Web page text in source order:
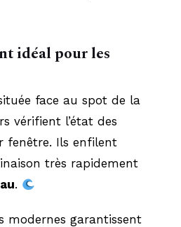
idéal pour les
face au spot de la
vérifient l’état des
fenêtre. Ils enfilent
très rapidement
.
modernes garantissent